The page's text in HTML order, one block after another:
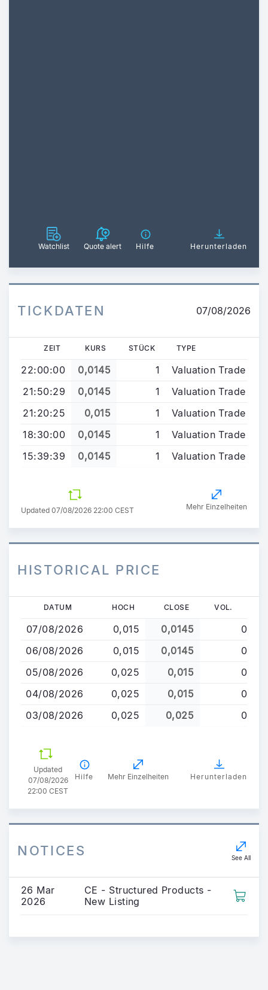
Watchlist Quote alert Hilfe Herunterladen
TICKDATEN 07/08/2026
ZEIT KURS STÜCK TYPE
22:00:00 0,0145 1
Valuation Trade
21:50:29
0,0145 1
Valuation Trade
21:20:25
0,015 1
Valuation Trade
18:30:00
0,0145 1
Valuation Trade
15:39:39
0,0145 1 Valuation Trade
Updated 07/08/2026 22:00 CEST Mehr Einzelheiten
HISTORICAL PRICE
Direkt
Inhalt
DATUM HOCH CLOSE VOL.
07/08/2026 0,015 0,0145
0
06/08/2026
0,015 0,0145
0
05/08/2026
0,025 0,015
0
04/08/2026
0,025 0,015
0
03/08/2026
0,025 0,025 0
Updated
07/08/2026
22:00 CEST
Hilfe Mehr Einzelheiten Herunterladen
NOTICES See All
26 Mar
2026
CE - Structured Products -
New Listing